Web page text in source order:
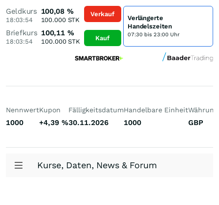
Geldkurs
18:03:54
100,08 %
100.000STK
Briefkurs
18:03:54
100,11 %
100.000STK
Verkauf
Kauf
Verlängerte
Handelszeiten
07:30 bis 23:00 Uhr
Nennwert
1000
Kupon
+4,39 %
Fälligkeitsdatum
30.11.2026
Handelbare Einheit
1000
Währung
GBP
Kurse, Daten, News & Forum